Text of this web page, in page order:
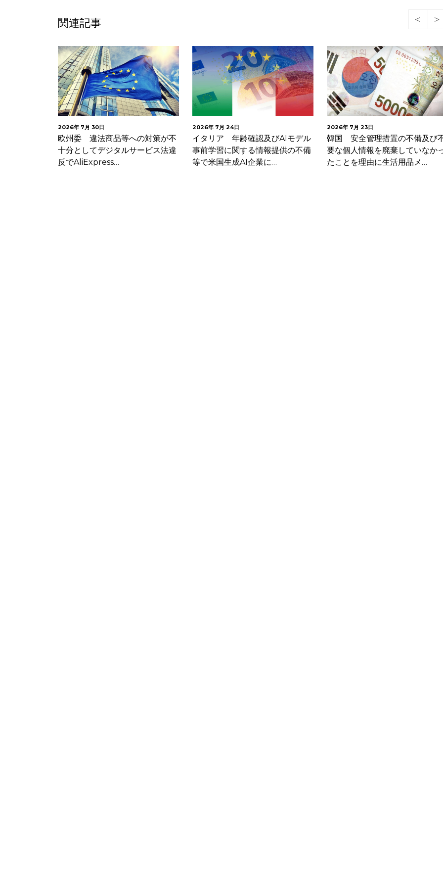
関連記事
品等への対策が不
タルサービス法違
2026年 7月 24日
イタリア 年齢確認及びAIモデル
事前学習に関する情報提供の不備
等で米国生成AI企業に…
2026年 7月 23日
韓国 安全管理措置の不備及び不
要な個人情報を廃棄していなかっ
たことを理由に生活用品メ…
2026年 7月 22日
米カリフォルニア州、
ナーをめぐりトヨタ米
に集団訴訟